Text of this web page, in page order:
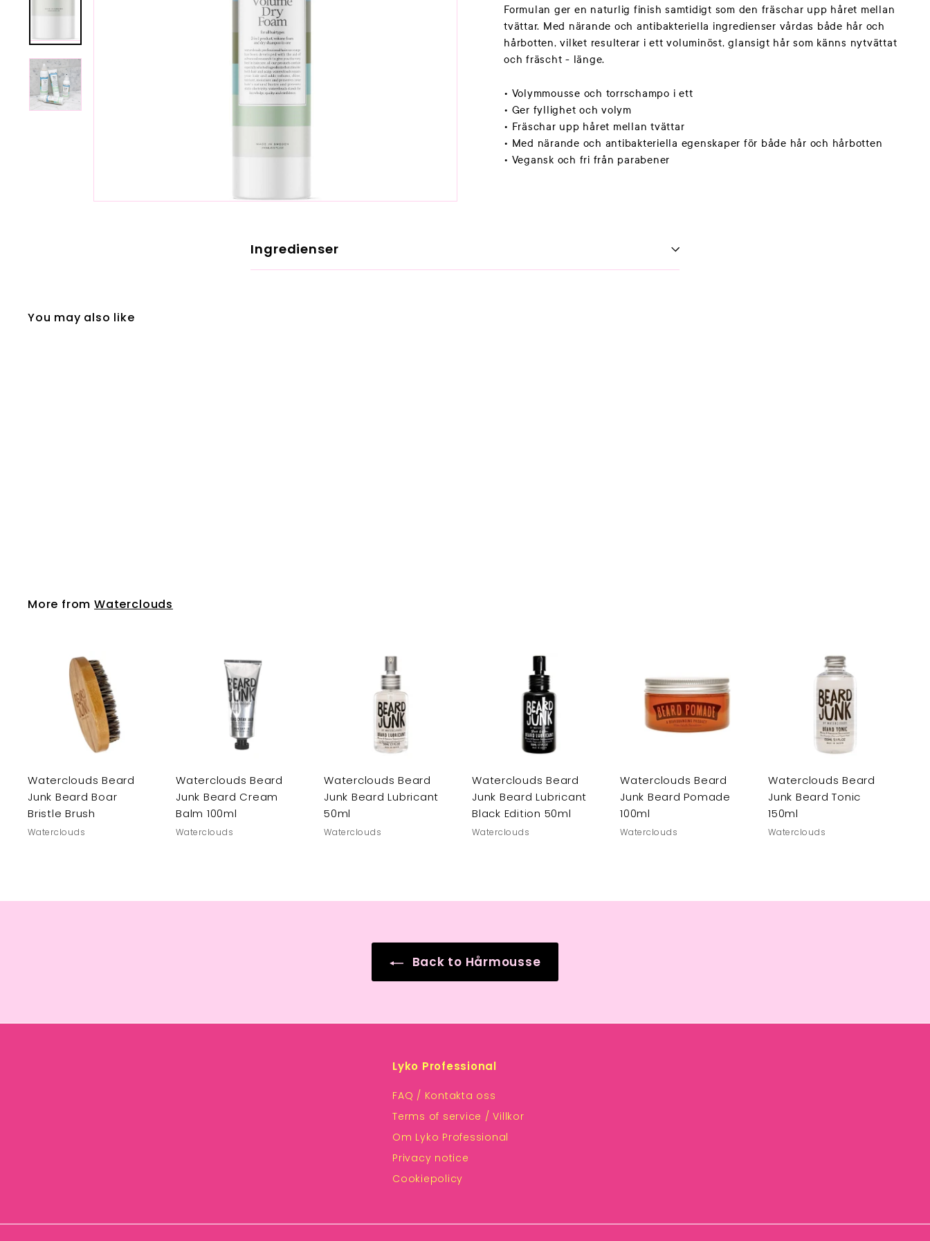
Formulan ger en naturlig finish samtidigt som den fräschar upp håret mellan
tvättar. Med närande och antibakteriella ingredienser vårdas både hår och
hårbotten, vilket resulterar i ett voluminöst, glansigt hår som känns nytvättat
och fräscht - länge.
• Volymmousse och torrschampo i ett
• Ger fyllighet och volym
• Fräschar upp håret mellan tvättar
• Med närande och antibakteriella egenskaper för både hår och hårbotten
• Vegansk och fri från parabener
Ingredienser
You may also like
More fromWaterclouds
Waterclouds Beard
Junk Beard Boar
Bristle Brush
Waterclouds
Waterclouds Beard
Junk Beard Cream
Balm 100ml
Waterclouds
Waterclouds Beard
Junk Beard Lubricant
50ml
Waterclouds
Waterclouds Beard
Junk Beard Lubricant
Black Edition 50ml
Waterclouds
Waterclouds Beard
Junk Beard Pomade
100ml
Waterclouds
Waterclouds Beard
Junk Beard Tonic
150ml
Waterclouds
Back to Hårmousse
Lyko Professional
FAQ / Kontakta oss
Terms of service / Villkor
Om Lyko Professional
Privacy notice
Cookiepolicy